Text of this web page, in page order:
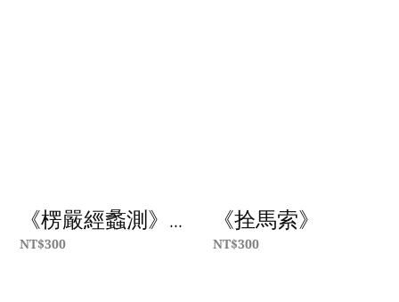
《楞嚴經蠡測》...
NT$300
《拴馬索》
NT$300